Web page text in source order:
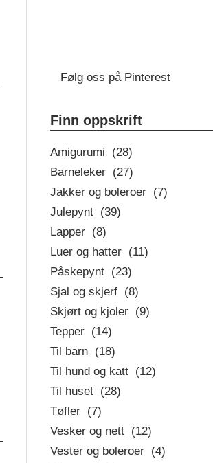
Følg oss på Pinterest
Finn oppskrift
Amigurumi (28)
Barneleker (27)
Jakker og boleroer (7)
Julepynt (39)
Lapper (8)
Luer og hatter (11)
Påskepynt (23)
Sjal og skjerf (8)
Skjørt og kjoler (9)
Tepper (14)
Til barn (18)
Til hund og katt (12)
Til huset (28)
Tøfler (7)
Vesker og nett (12)
Vester og boleroer (4)